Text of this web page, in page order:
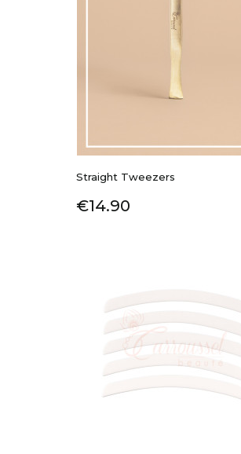
Straight Tweezers
Price
€14.90